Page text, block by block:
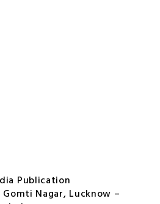
Publication
Nagar, Lucknow –